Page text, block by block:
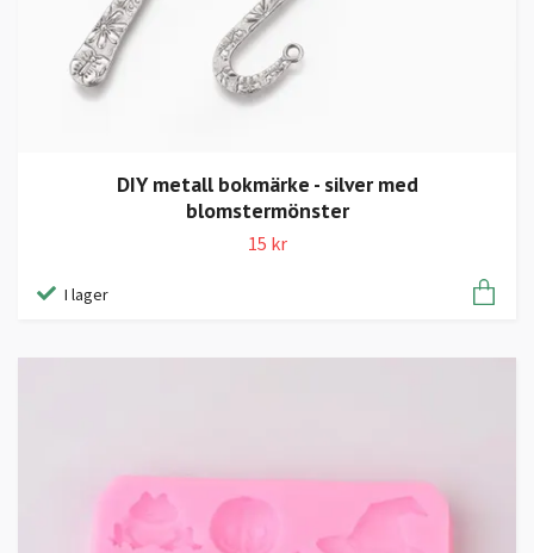
DIY metall bokmärke - silver med
blomstermönster
15 kr
I lager